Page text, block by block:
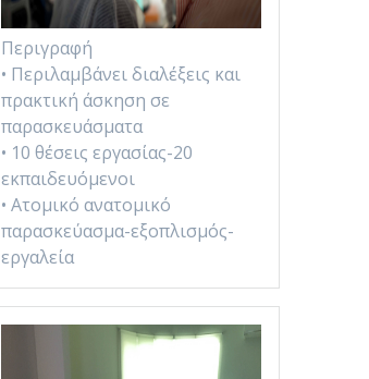
Περιγραφή
• Περιλαμβάνει διαλέξεις και
πρακτική άσκηση σε
παρασκευάσματα
• 10 θέσεις εργασίας-20
εκπαιδευόμενοι
• Ατομικό ανατομικό
παρασκεύασμα-εξοπλισμός-
εργαλεία